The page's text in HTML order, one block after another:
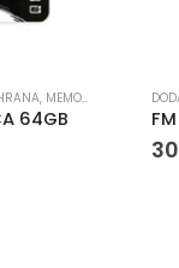
, MEMORY SD KARTICE
64GB